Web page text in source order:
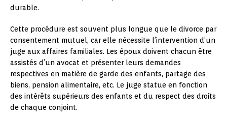
durable.
Cette procédure est souvent plus longue que le divorce par
consentement mutuel, car elle nécessite l’intervention d’un
juge aux affaires familiales. Les époux doivent chacun être
assistés d’un avocat et présenter leurs demandes
respectives en matière de garde des enfants, partage des
biens, pension alimentaire, etc. Le juge statue en fonction
des intérêts supérieurs des enfants et du respect des droits
de chaque conjoint.